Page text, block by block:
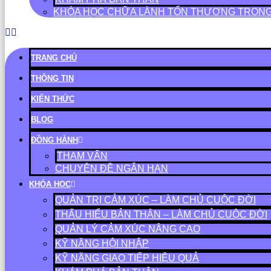
KHÓA HỌC CHỮA LÀNH TỔN THƯƠNG
TRANG CHỦ
THÔNG TIN
KIẾN THỨC
BLOG
ĐỒNG HÀNH
THAM VẤN
CHUYÊN ĐỀ NGẮN HẠN
KHÓA HỌC
QUẢN TRỊ CẢM XÚC – LÀM CHỦ CUỘC ĐỜI
THẤU HIỂU BẢN THÂN – LÀM CHỦ CUỘC ĐỜI
QUẢN LÝ CẢM XÚC NÂNG CAO
KỸ NĂNG HỘI NHẬP
KỸ NĂNG GIAO TIẾP HIỆU QUẢ